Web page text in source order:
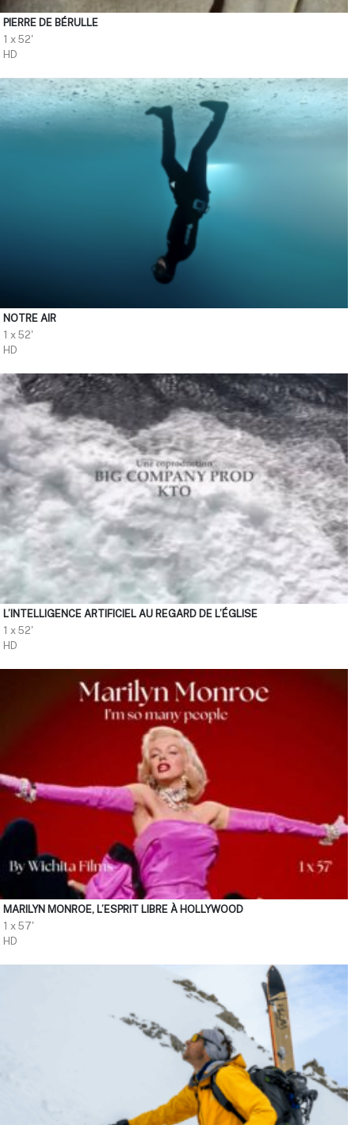
PIERRE DE BÉRULLE
1 x 52'
HD
NOTRE AIR
1 x 52'
HD
L’INTELLIGENCE ARTIFICIEL AU REGARD DE L’ÉGLISE
1 x 52'
HD
MARILYN MONROE, L’ESPRIT LIBRE À HOLLYWOOD
1 x 57'
HD